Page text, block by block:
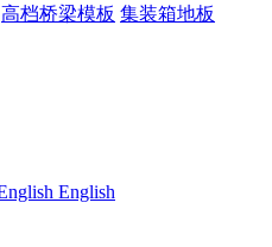
高档桥梁模板 集装箱地板
English